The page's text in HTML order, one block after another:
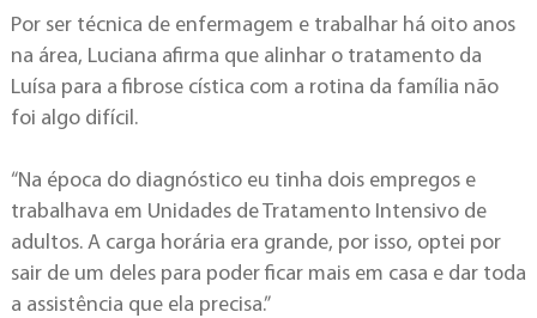
Por ser técnica de enfermagem e trabalhar há oito anos
na área, Luciana afirma que alinhar o tratamento da
Luísa para a fibrose cística com a rotina da família não
foi algo difícil.
“Na época do diagnóstico eu tinha dois empregos e
trabalhava em Unidades de Tratamento Intensivo de
adultos. A carga horária era grande, por isso, optei por
sair de um deles para poder ficar mais em casa e dar toda
a assistência que ela precisa.”